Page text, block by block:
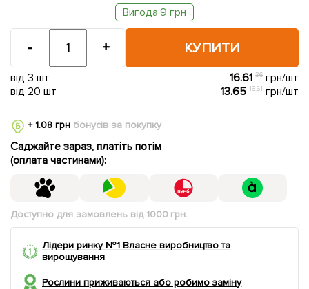
Вигода 9 грн
КУПИТИ
- +
від 3 шт 16.6136 грн/шт
від 20 шт
13.6516.61 грн/шт
+ 1.08 грнбонусів за покупку
Саджайте зараз, платіть потім
(оплата частинами):
Доступно для замовлень від 1000 грн.
Лідери ринку №1 Власне виробництво та
вирощування
Рослини приживаються або робимо заміну